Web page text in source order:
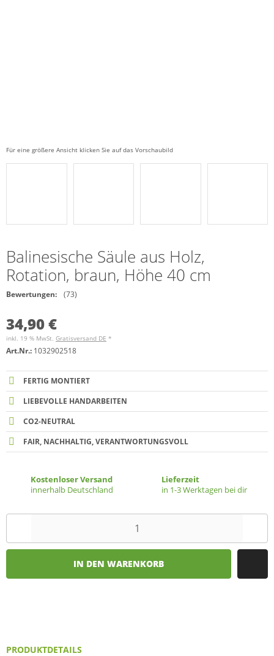
Für eine größere Ansicht klicken Sie auf das Vorschaubild
Balinesische Säule aus Holz,
Rotation, braun, Höhe 40 cm
Bewertungen: (73)
34,90 €
inkl. 19 % MwSt. Gratisversand DE *
Art.Nr.: 1032902518
FERTIG MONTIERT
LIEBEVOLLE HANDARBEITEN
CO2-NEUTRAL
FAIR, NACHHALTIG, VERANTWORTUNGSVOLL
Kostenloser Versand
innerhalb Deutschland
Lieferzeit
in 1-3 Werktagen bei dir
IN DEN WARENKORB
PRODUKTDETAILS